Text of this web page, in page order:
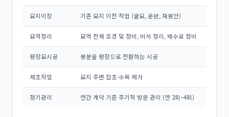
묘지이장 기존 묘지 이전 작업 (굴묘, 운반, 재봉안)
묘역정리 묘역 전체 조경 및 정비, 비석 정리, 배수로 정비
평장묘시공 봉분을 평장으로 전환하는 시공
제초작업 묘지 주변 잡초·수목 제거
정기관리 연간 계약 기준 주기적 방문 관리 (연 2회~4회)